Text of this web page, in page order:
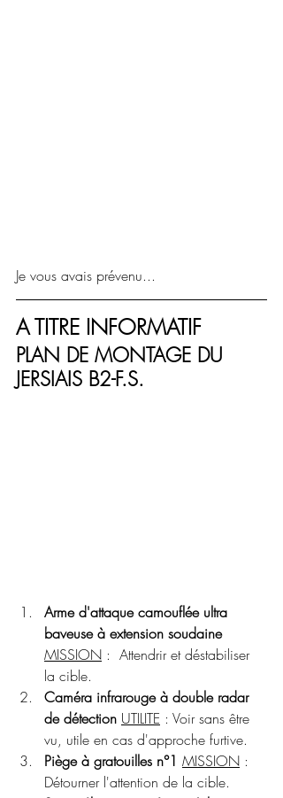
Je vous avais prévenu...
A TITRE INFORMATIF
PLAN DE MONTAGE DU
JERSIAIS B2-F.S.
Arme d'attaque camouflée ultra
baveuse à extension soudaine
MISSION :  Attendrir et déstabiliser
la cible.
Caméra infrarouge à double radar
de détection UTILITE : Voir sans être
vu, utile en cas d'approche furtive.
Piège à gratouilles n°1 MISSION :
Détourner l'attention de la cible.